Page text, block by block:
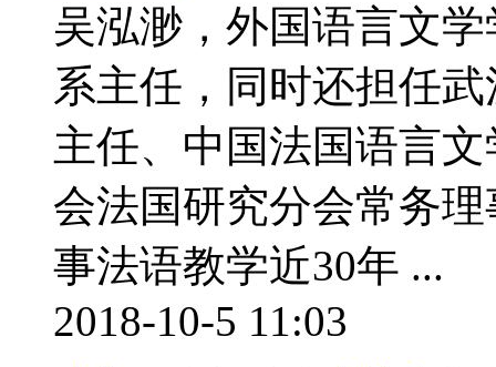
吴泓渺，外国语言文
系主任，同时还担任
主任、中国法国语言
会法国研究分会常务
事法语教学近30年 ...
2018-10-5 11:03